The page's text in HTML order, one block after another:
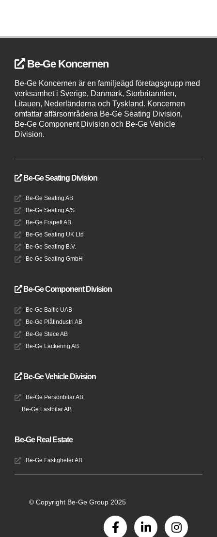
Be-Ge Koncernen
Be-Ge Koncernen är en familjeägd företagsgrupp med
verksamhet i Sverige, Danmark, Storbritannien,
Litauen, Nederländerna och Tyskland. Koncernen
omfattar affärsområdena Be-Ge Seating Division,
Be-Ge Component Division och Be-Ge Vehicle
Division.
Be-Ge Seating Division
Be-Ge Seating AB
Be-Ge Seating A/S
Be-Ge Frapett AB
Be-Ge Seating UK Ltd
Be-Ge Seating B.V.
Be-Ge Seating GmbH
Be-Ge Component Division
Be-Ge Baltic UAB
Be-Ge Plåtindustri AB
Be-Ge Stece AB
Be-Ge Lackering AB
Be-Ge Vehicle Division
Be-Ge Personbilar AB
Be-Ge Lastbilar AB
Be-Ge Real Estate
Be-Ge Fastigheter AB
© Copyright Be-Ge Group 2025